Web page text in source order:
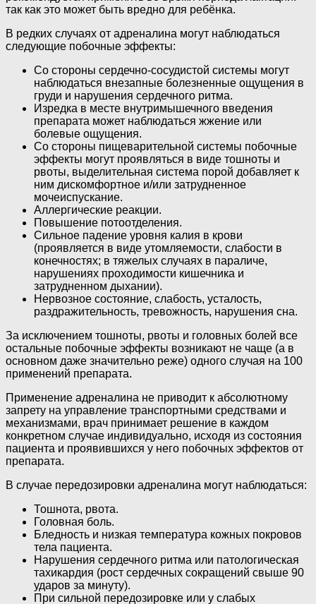
так как это может быть вредно для ребёнка.
В редких случаях от адреналина могут наблюдаться
следующие побочные эффекты:
Со стороны сердечно-сосудистой системы могут
наблюдаться внезапные болезненные ощущения в
груди и нарушения сердечного ритма.
Изредка в месте внутримышечного введения
препарата может наблюдаться жжение или
болевые ощущения.
Со стороны пищеварительной системы побочные
эффекты могут проявляться в виде тошноты и
рвоты, выделительная система порой добавляет к
ним дискомфортное и/или затрудненное
мочеиспускание.
Аллергические реакции.
Повышение потоотделения.
Сильное падение уровня калия в крови
(проявляется в виде утомляемости, слабости в
конечностях; в тяжелых случаях в параличе,
нарушениях проходимости кишечника и
затрудненном дыхании).
Нервозное состояние, слабость, усталость,
раздражительность, тревожность, нарушения сна.
За исключением тошноты, рвоты и головных болей все
остальные побочные эффекты возникают не чаще (а в
основном даже значительно реже) одного случая на 100
применений препарата.
Применение адреналина не приводит к абсолютному
запрету на управление транспортными средствами и
механизмами, врач принимает решение в каждом
конкретном случае индивидуально, исходя из состояния
пациента и проявившихся у него побочных эффектов от
препарата.
В случае передозировки адреналина могут наблюдаться:
Тошнота, рвота.
Головная боль.
Бледность и низкая температура кожных покровов
тела пациента.
Нарушения сердечного ритма или патологическая
тахикардия (рост сердечных сокращений свыше 90
ударов за минуту).
При сильной передозировке или у слабых